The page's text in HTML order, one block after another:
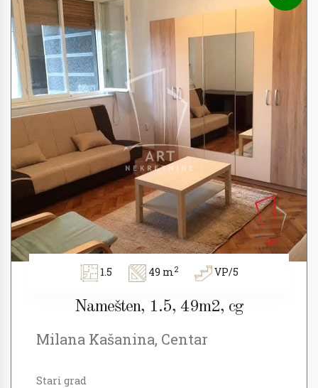
1.5 49 m2 VP/5
Namešten, 1.5, 49m2, cg
Milana Kašanina, Centar
Stari grad